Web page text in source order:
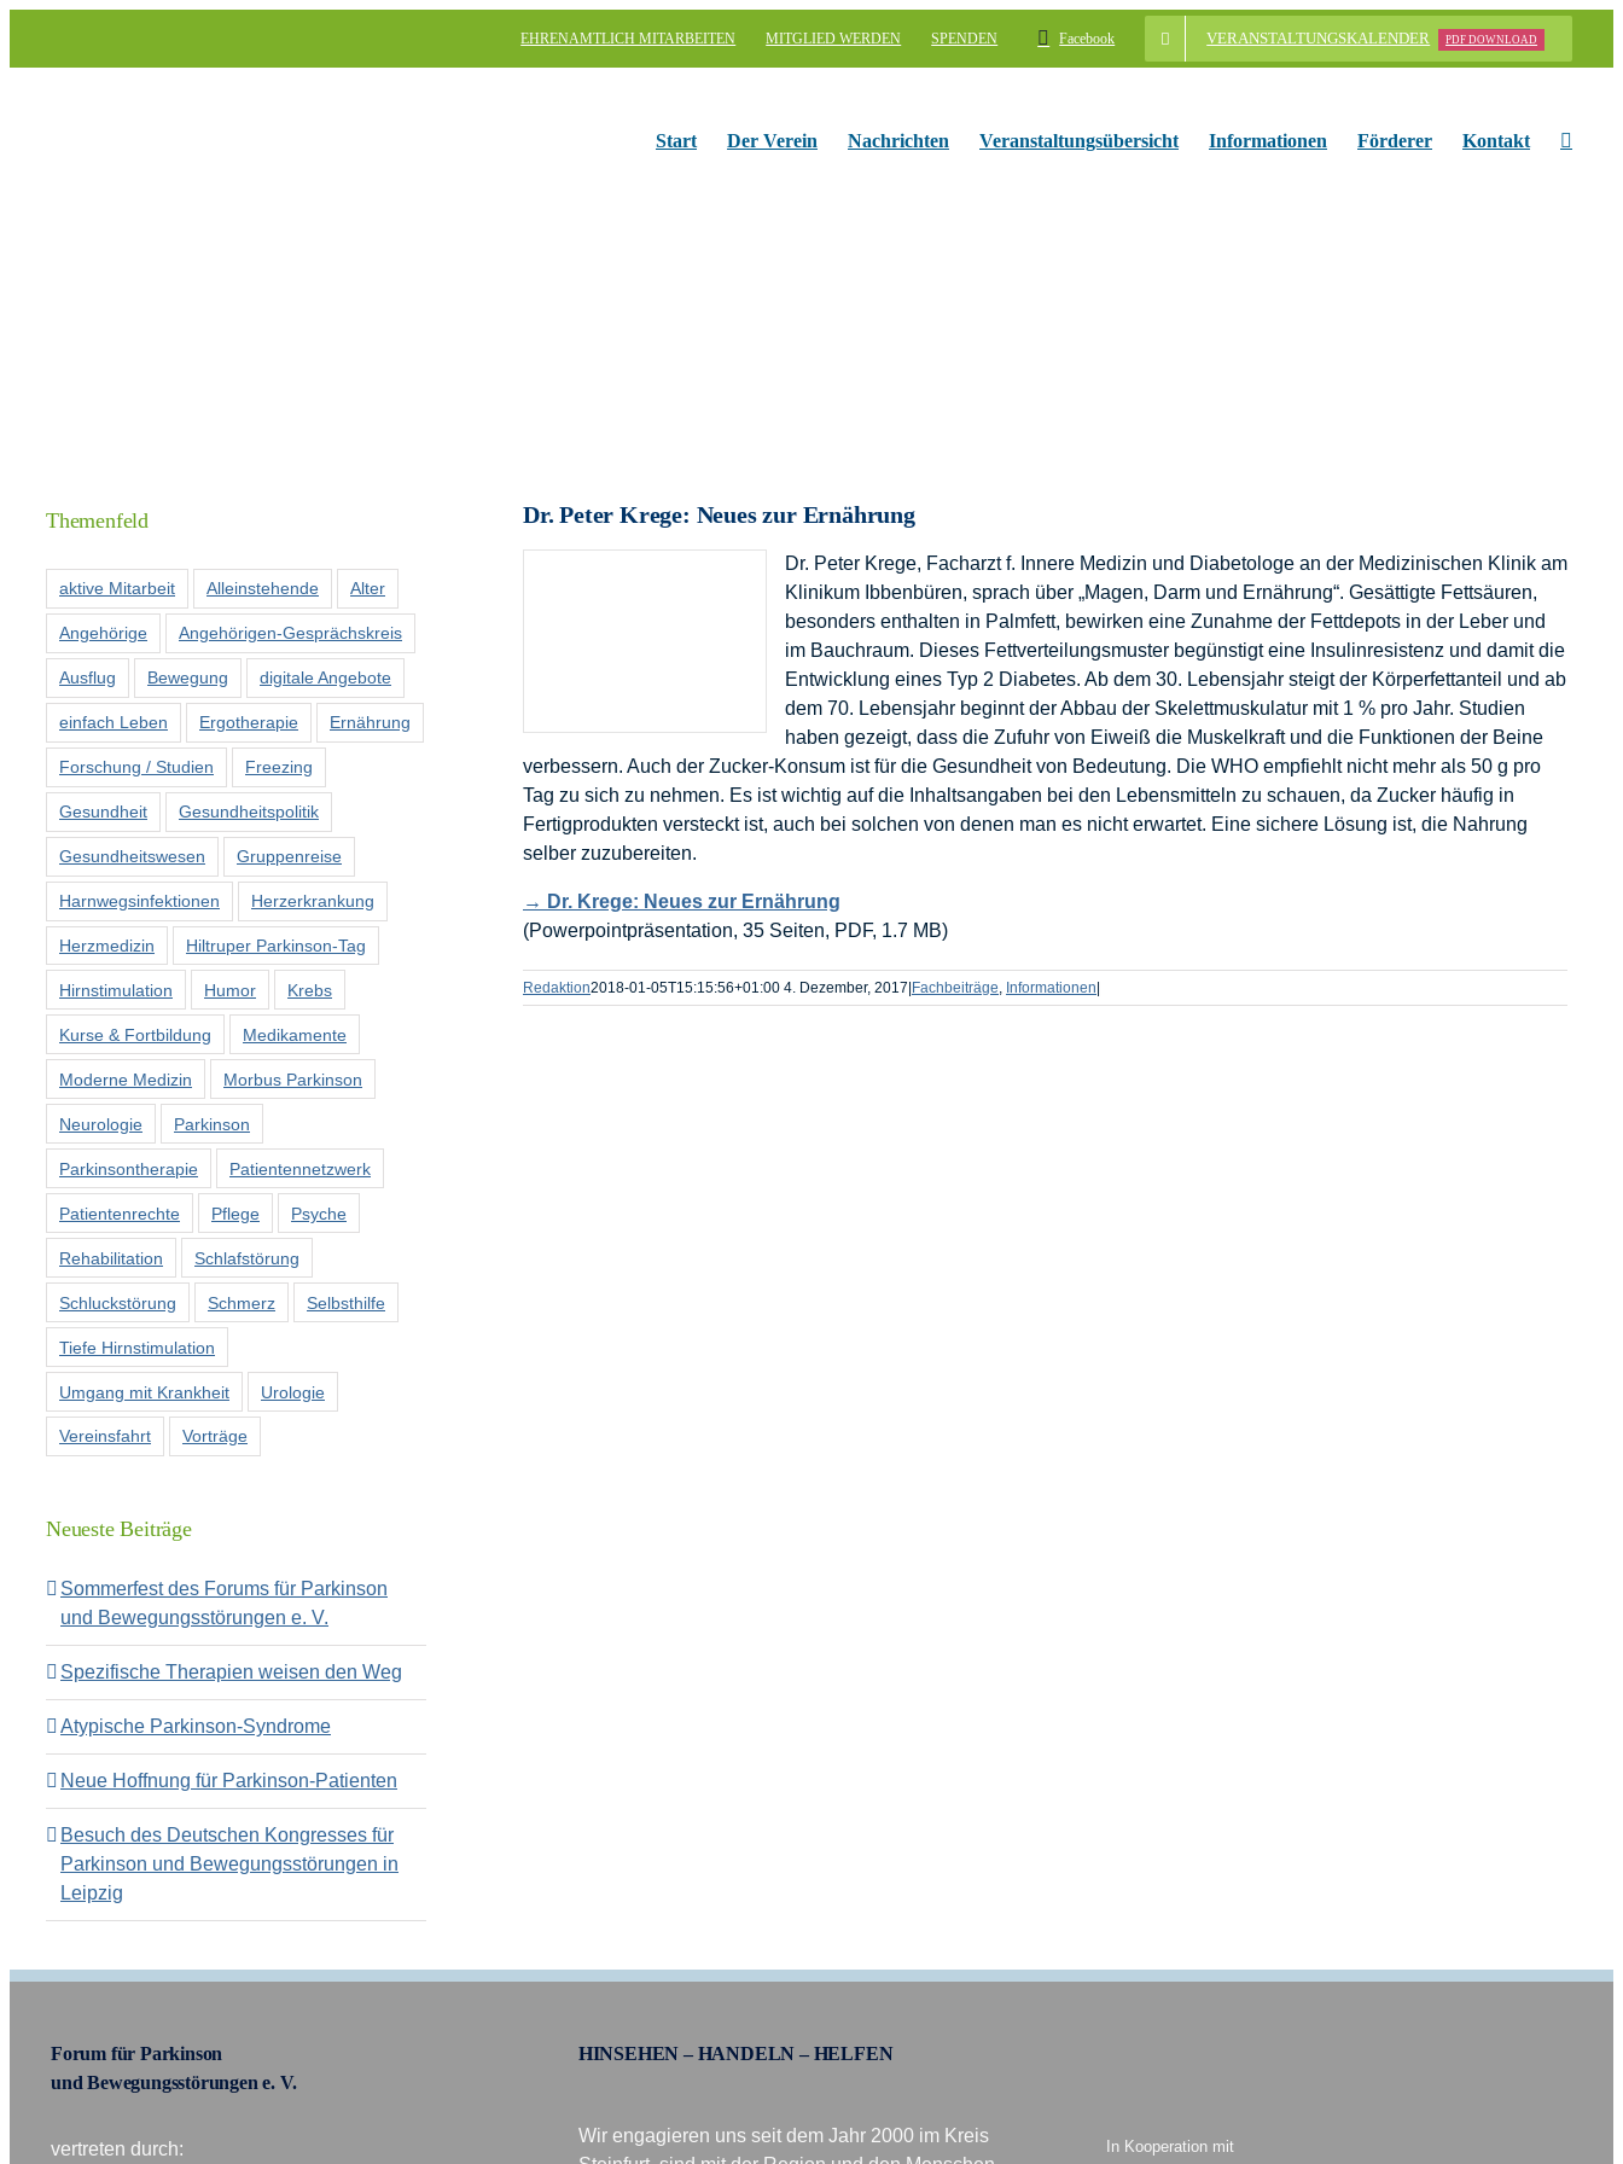
EHRENAMTLICH MITARBEITEN MITGLIED WERDEN SPENDEN Facebook VERANSTALTUNGSKALENDER PDF DOWNLOAD
Start Der Verein Nachrichten Veranstaltungsübersicht Informationen Förderer Kontakt
Dr. Peter Krege: Neues zur Ernährung
Dr. Peter Krege, Facharzt f. Innere Medizin und Diabetologe an der Medizinischen Klinik am
Klinikum Ibbenbüren, sprach über „Magen, Darm und Ernährung“. Gesättigte Fettsäuren,
besonders enthalten in Palmfett, bewirken eine Zunahme der Fettdepots in der Leber und
im Bauchraum. Dieses Fettverteilungsmuster begünstigt eine Insulinresistenz und damit die
Entwicklung eines Typ 2 Diabetes. Ab dem 30. Lebensjahr steigt der Körperfettanteil und ab
dem 70. Lebensjahr beginnt der Abbau der Skelettmuskulatur mit 1 % pro Jahr. Studien
haben gezeigt, dass die Zufuhr von Eiweiß die Muskelkraft und die Funktionen der Beine
verbessern. Auch der Zucker-Konsum ist für die Gesundheit von Bedeutung. Die WHO empfiehlt nicht mehr als 50 g pro
Tag zu sich zu nehmen. Es ist wichtig auf die Inhaltsangaben bei den Lebensmitteln zu schauen, da Zucker häufig in
Fertigprodukten versteckt ist, auch bei solchen von denen man es nicht erwartet. Eine sichere Lösung ist, die Nahrung
selber zuzubereiten.
→ Dr. Krege: Neues zur Ernährung
(Powerpointpräsentation, 35 Seiten, PDF, 1.7 MB)
Redaktion2018-01-05T15:15:56+01:00 4. Dezember, 2017 Fachbeiträge, Informationen
Themenfeld
aktive Mitarbeit Alleinstehende Alter
Angehörige Angehörigen-Gesprächskreis
Ausflug Bewegung digitale Angebote
einfach Leben Ergotherapie Ernährung
Forschung / Studien Freezing
Gesundheit Gesundheitspolitik
Gesundheitswesen Gruppenreise
Harnwegsinfektionen Herzerkrankung
Herzmedizin Hiltruper Parkinson-Tag
Hirnstimulation Humor Krebs
Kurse & Fortbildung Medikamente
Moderne Medizin Morbus Parkinson
Neurologie Parkinson
Parkinsontherapie Patientennetzwerk
Patientenrechte Pflege Psyche
Rehabilitation Schlafstörung
Schluckstörung Schmerz Selbsthilfe
Tiefe Hirnstimulation
Umgang mit Krankheit Urologie
Vereinsfahrt Vorträge
Neueste Beiträge
Sommerfest des Forums für Parkinson
und Bewegungsstörungen e. V.
Spezifische Therapien weisen den Weg
Atypische Parkinson-Syndrome
Neue Hoffnung für Parkinson-Patienten
Besuch des Deutschen Kongresses für
Parkinson und Bewegungsstörungen in
Leipzig
Forum für Parkinson
und Bewegungsstörungen e. V.
vertreten durch:
HINSEHEN – HANDELN – HELFEN
Wir engagieren uns seit dem Jahr 2000 im Kreis
In Kooperation mit